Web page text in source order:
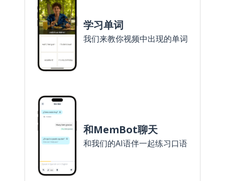
学习单词
我们来教你视频中出现的单词
和MemBot聊天
和我们的AI语伴一起练习口语